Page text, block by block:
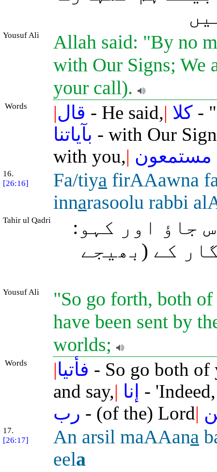
Yousuf Ali
Allah said: "By no
with Our Signs; We
your call).
Words |قال - He said,| كلا -
بآياتنا - with Our
with you,| مستمعون
16.
[26:16]
Fa/tiya firAAawna
innarasoolu rabbi
Tahir ul Qadri
جاؤ اور کہو:
کے (بھیجے
Yousuf Ali
"So go forth, both of
have been sent by
worlds;
Words |فأتيا - So go both of
and say,| إنا -
رب - (of the) Lord|
17.
[26:17]
An arsil maAAana
eela